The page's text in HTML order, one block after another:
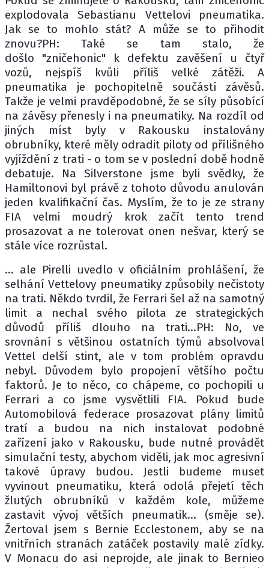
explodovala Sebastianu Vettelovi pneumatika.
Jak se to mohlo stát? A může se to přihodit
znovu?PH: Také se tam stalo, že
došlo "zničehonic" k defektu zavěšení u čtyř
vozů, nejspíš kvůli příliš velké zátěži. A
pneumatika je pochopitelně součástí závěsů.
Takže je velmi pravděpodobné, že se síly působící
na závěsy přenesly i na pneumatiky. Na rozdíl od
jiných míst byly v Rakousku instalovány
obrubníky, které měly odradit piloty od přílišného
vyjíždění z trati - o tom se v poslední době hodně
debatuje. Na Silverstone jsme byli svědky, že
Hamiltonovi byl právě z tohoto důvodu anulován
jeden kvalifikační čas. Myslím, že to je ze strany
FIA velmi moudrý krok začít tento trend
prosazovat a ne tolerovat onen nešvar, který se
stále více rozrůstal.
... ale Pirelli uvedlo v oficiálním prohlášení, že
selhání Vettelovy pneumatiky způsobily nečistoty
na trati. Někdo tvrdil, že Ferrari šel až na samotný
limit a nechal svého pilota ze strategických
důvodů příliš dlouho na trati...PH: No, ve
srovnání s většinou ostatních týmů absolvoval
Vettel delší stint, ale v tom problém opravdu
nebyl. Důvodem bylo propojení většího počtu
faktorů. Je to něco, co chápeme, co pochopili u
Ferrari a co jsme vysvětlili FIA. Pokud bude
Automobilová federace prosazovat plány limitů
tratí a budou na nich instalovat podobné
zařízení jako v Rakousku, bude nutné provádět
simulační testy, abychom viděli, jak moc agresivní
takové úpravy budou. Jestli budeme muset
vyvinout pneumatiku, která odolá přejetí těch
žlutých obrubníků v každém kole, můžeme
zastavit vývoj větších pneumatik... (směje se).
Žertoval jsem s Bernie Ecclestonem, aby se na
vnitřních stranách zatáček postavily malé zídky.
V Monacu do asi neprojde, ale jinak to Bernieo